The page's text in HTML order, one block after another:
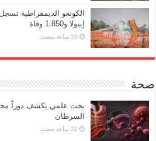
إيبولا و1.850 وفاة
صحة
بحث علمي يكشف دوراً
السرطان